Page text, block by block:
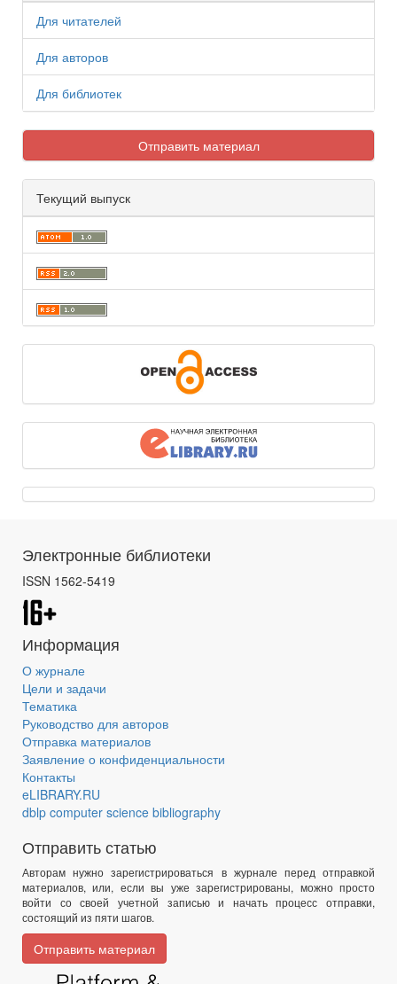
Для читателей
Для авторов
Для библиотек
Отправить материал
Текущий выпуск
Электронные библиотеки
ISSN 1562-5419
Информация
О журнале
Цели и задачи
Тематика
Руководство для авторов
Отправка материалов
Заявление о конфиденциальности
Контакты
eLIBRARY.RU
dblp computer science bibliography
Отправить статью
Авторам нужно зарегистрироваться в журнале перед отправкой
материалов, или, если вы уже зарегистрированы, можно просто
войти со своей учетной записью и начать процесс отправки,
состоящий из пяти шагов.
Отправить материал